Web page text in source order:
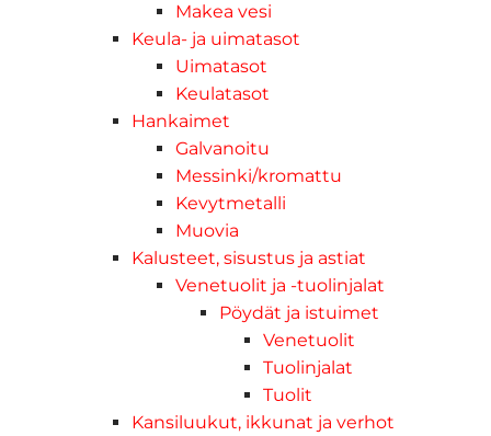
Makea vesi
Keula- ja uimatasot
Uimatasot
Keulatasot
Hankaimet
Galvanoitu
Messinki/kromattu
Kevytmetalli
Muovia
Kalusteet, sisustus ja astiat
Venetuolit ja -tuolinjalat
Pöydät ja istuimet
Venetuolit
Tuolinjalat
Tuolit
Kansiluukut, ikkunat ja verhot